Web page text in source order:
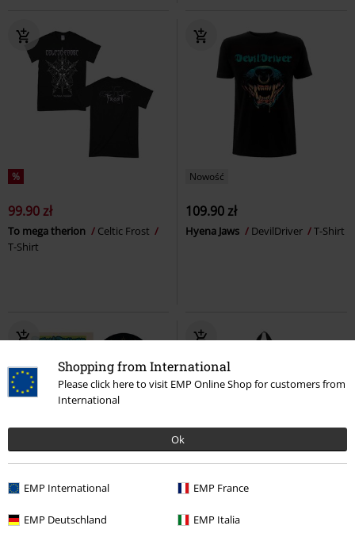
Shopping from International
Please click here to visit EMP Online Shop for customers from
International
Ok
EMP International EMP France
EMP Deutschland EMP Italia
%
99.90 zł
To mega therion
Celtic Frost
T-Shirt
Nowość
109.90 zł
Hyena Jaws DevilDriver T-Shirt
79.90 zł 103.92 zł